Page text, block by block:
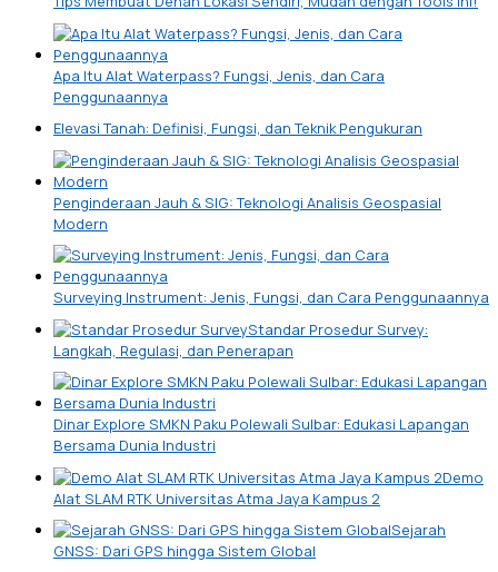
Apa Itu Alat Waterpass? Fungsi, Jenis, dan Cara
Penggunaannya
Elevasi Tanah: Definisi, Fungsi, dan Teknik Pengukuran
Penginderaan Jauh & SIG: Teknologi Analisis Geospasial
Modern
Surveying Instrument: Jenis, Fungsi, dan Cara Penggunaannya
Standar Prosedur Survey:
Langkah, Regulasi, dan Penerapan
Dinar Explore SMKN Paku Polewali Sulbar: Edukasi Lapangan
Bersama Dunia Industri
Demo
Alat SLAM RTK Universitas Atma Jaya Kampus 2
Sejarah
GNSS: Dari GPS hingga Sistem Global